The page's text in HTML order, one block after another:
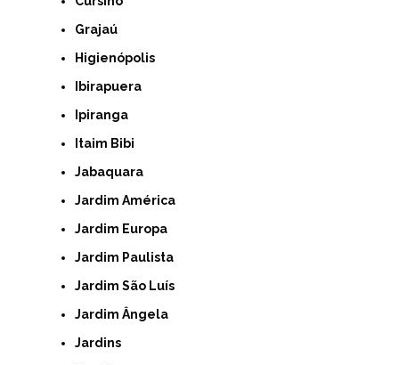
Grajaú
Higienópolis
Ibirapuera
Ipiranga
Itaim Bibi
Jabaquara
Jardim América
Jardim Europa
Jardim Paulista
Jardim São Luís
Jardim Ângela
Jardins